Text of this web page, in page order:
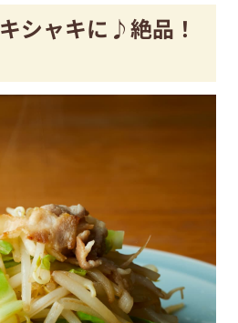
シャキに♪絶品！